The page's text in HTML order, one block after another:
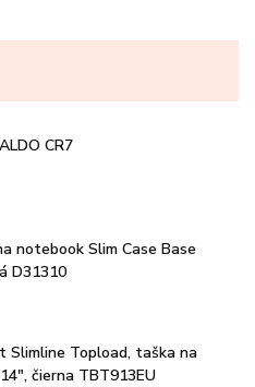
CR7
notebook Slim Case Base
D31310
Slimline Topload, taška na
čierna TBT913EU